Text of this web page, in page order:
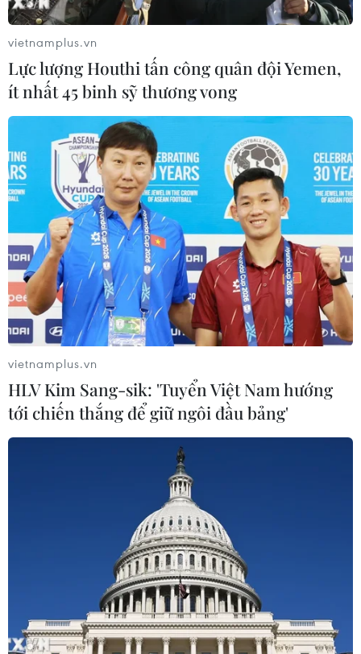
người Việt vẫn an toàn
Cộng đồng người Việt tại Campuchia
thành kính tri ân các anh hùng liệt sỹ
27/07/2026 08:04
Kiều bào tại Đức tổ chức Lễ cầu siêu,
tri ân các Anh hùng liệt sỹ
26/07/2026 22:53
Thêm mái nhà chung kết nối cộng
đồng người Việt Nam tại Hàn Quốc
26/07/2026 14:59
Diễn đàn tại Nhật Bản chia sẻ tư duy
đầu tư dài hạn cho người Việt trẻ
Giữ lửa văn hóa Việt và lan tỏa tinh
thần "tương thân tương ái" tại Nhật
25/07/2026 13:21
vietnamplus.vn
Lực lượng Houthi tấn công quân đội Yemen,
ít nhất 45 binh sỹ thương vong
vietnamplus.vn
HLV Kim Sang-sik: 'Tuyển Việt Nam hướng
tới chiến thắng để giữ ngôi đầu bảng'